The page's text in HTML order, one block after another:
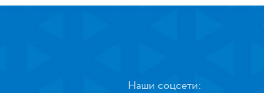
Наши соцсети: